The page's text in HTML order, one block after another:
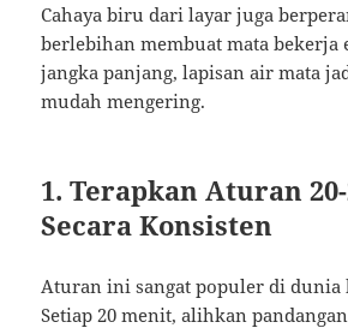
Cahaya biru dari layar juga
berlebihan membuat mata bekerja
jangka panjang, lapisan air mata
mudah mengering.
1. Terapkan Aturan 20-
Secara Konsisten
Aturan ini sangat populer di dunia
Setiap 20 menit, alihkan